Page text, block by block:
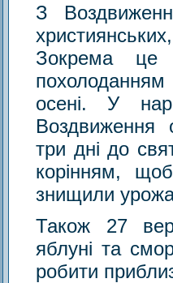
З
Зокрема це
похолоданням
осені. У
Воздвиження
три дні до
корінням,
знищили
Також 27
яблуні та
робити